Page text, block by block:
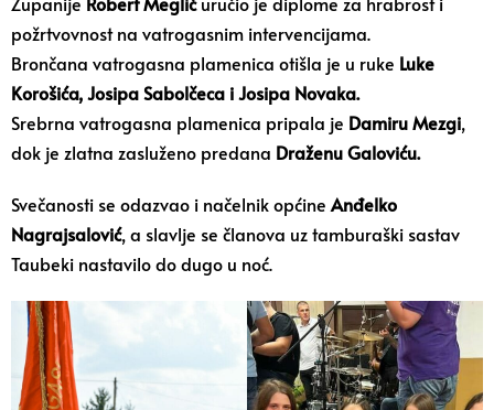
požrtvovnost na vatrogasnim intervencijama.
Brončana vatrogasna plamenica otišla je u ruke Luke
Korošića, Josipa Sabolčeca i Josipa Novaka.
Srebrna vatrogasna plamenica pripala je Damiru Mezgi,
dok je zlatna zasluženo predana Draženu Galoviću.
Svečanosti se odazvao i načelnik općine Anđelko
Nagrajsalović, a slavlje se članova uz tamburaški sastav
Taubeki nastavilo do dugo u noć.